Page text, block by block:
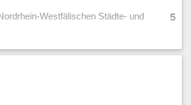
5
Westfälischen Städte- und
6
und zu vertreten.